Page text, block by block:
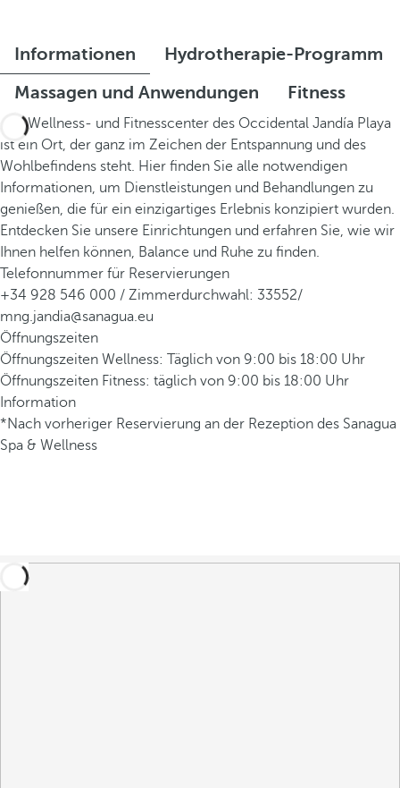
Informationen
Hydrotherapie-Programm
Massagen und Anwendungen
Fitness
Das Wellness- und Fitnesscenter des Occidental Jandía Playa
ist ein Ort, der ganz im Zeichen der Entspannung und des
Wohlbefindens steht. Hier finden Sie alle notwendigen
Informationen, um Dienstleistungen und Behandlungen zu
genießen, die für ein einzigartiges Erlebnis konzipiert wurden.
Entdecken Sie unsere Einrichtungen und erfahren Sie, wie wir
Ihnen helfen können, Balance und Ruhe zu finden.
Telefonnummer für Reservierungen
+34 928 546 000 / Zimmerdurchwahl: 33552/
mng.jandia@sanagua.eu
Öffnungszeiten
Öffnungszeiten Wellness: Täglich von 9:00 bis 18:00 Uhr
Öffnungszeiten Fitness: täglich von 9:00 bis 18:00 Uhr
Information
*Nach vorheriger Reservierung an der Rezeption des Sanagua
Spa & Wellness